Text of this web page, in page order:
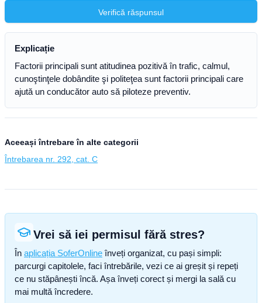
Verifică răspunsul
Explicație
Factorii principali sunt atitudinea pozitivă în trafic, calmul,
cunoştinţele dobândite şi politeţea sunt factorii principali care
ajută un conducător auto să piloteze preventiv.
Aceeași întrebare în alte categorii
Întrebarea nr. 292, cat. C
Vrei să iei permisul fără stres?
În aplicația SoferOnline înveți organizat, cu pași simpli:
parcurgi capitolele, faci întrebările, vezi ce ai greșit și repeți
ce nu stăpânești încă. Așa înveți corect și mergi la sală cu
mai multă încredere.